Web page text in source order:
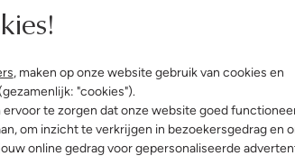
, maken op onze website gebruik van cookies en
"cookies").
te zorgen dat onze website goed
om inzicht te verkrijgen in bezoekersgedrag en
online gedrag voor gepersonaliseerde
retourneren